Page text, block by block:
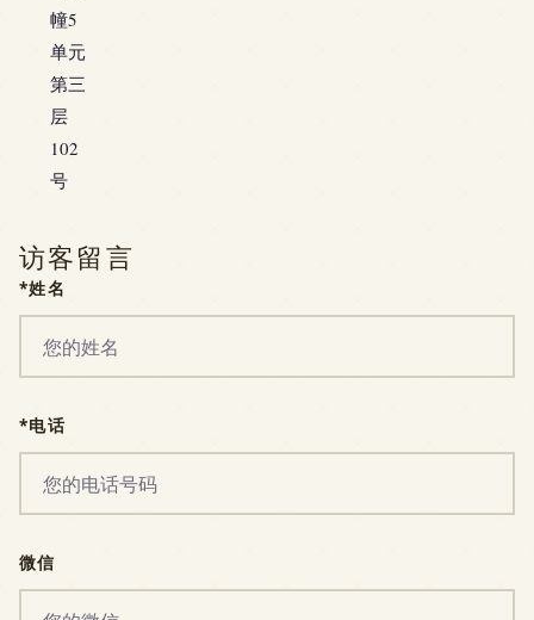
幢5
单元
第三
层
102
号
访客留言
*姓名
*电话
微信